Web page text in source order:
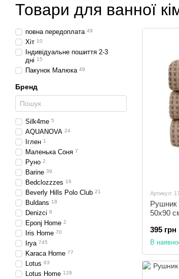
Товари для ванної
Артикул:
Рушник
50х90
395 грн
В
повна передоплата 49
Хіт 10
Індивідуальне пошиття 2-3
дні 15
Пакунок Малюка 49
Бренд
Silk4me 5
AQUANOVA 24
Іглен 1
Маленька Соня 7
Руно 2
Barine 39
Bedclozzzes 16
Beverly Hills Polo Club 21
Buldans 18
Denizci 8
Eponj Home 2
Iris Home 70
Irya 745
Karaca Home 77
Lotus 63
Lotus Home 129